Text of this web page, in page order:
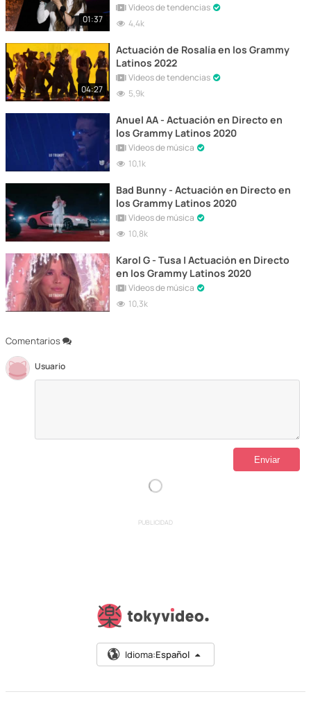
Comentarios
Usuario
01:37
Vídeos de tendencias
4,4k
04:27
Actuación de Rosalía en los Grammy
Latinos 2022
Vídeos de tendencias
5,9k
Anuel AA - Actuación en Directo en
los Grammy Latinos 2020
Vídeos de música
10,1k
Bad Bunny - Actuación en Directo en
los Grammy Latinos 2020
Vídeos de música
10,8k
Karol G - Tusa | Actuación en Directo
en los Grammy Latinos 2020
Vídeos de música
10,3k
PUBLICIDAD
Idioma:Español